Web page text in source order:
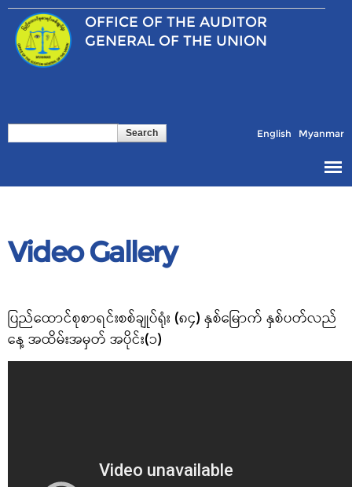
Skip to
main
content
OFFICE OF THE AUDITOR
GENERAL OF THE UNION
Search form English Myanmar
Video Gallery
ပြည်ထောင်စုစာရင်းစစ်ချုပ်ရုံး (၈၄) နှစ်မြောက် နှစ်ပတ်လည်
နေ့ အထိမ်းအမှတ် အပိုင်း(၁)
Pages